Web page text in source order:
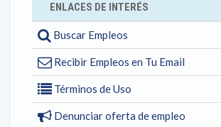
ENLACES DE INTERÉS
Buscar Empleos
Recibir Empleos en Tu Email
Términos de Uso
Denunciar oferta de empleo